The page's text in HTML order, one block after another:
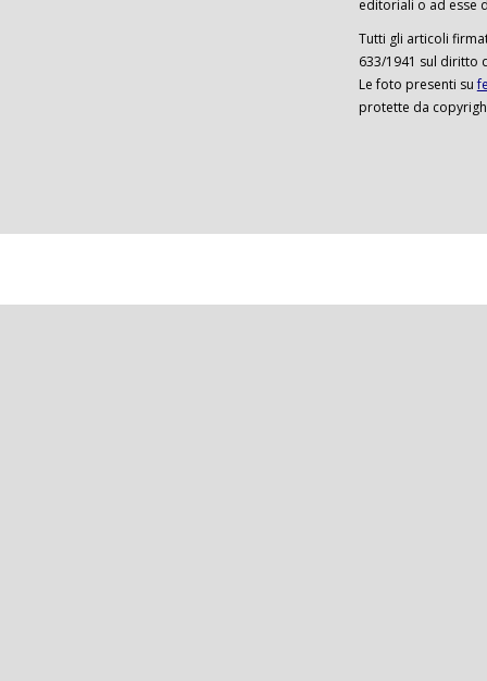
editoriali o ad esse
Tutti gli articoli
633/1941 sul diritto
Le foto presenti su
protette da